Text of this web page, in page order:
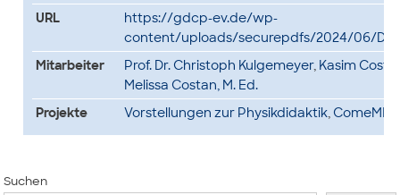
URL
https://gdcp-ev.de/wp-
content/uploads/securepdfs/2024/06/
Mitarbeiter
Prof. Dr. Christoph Kulgemeyer, Kasim
Melissa Costan, M. Ed.
Projekte
Vorstellungen zur Physikdidaktik,
Suchen